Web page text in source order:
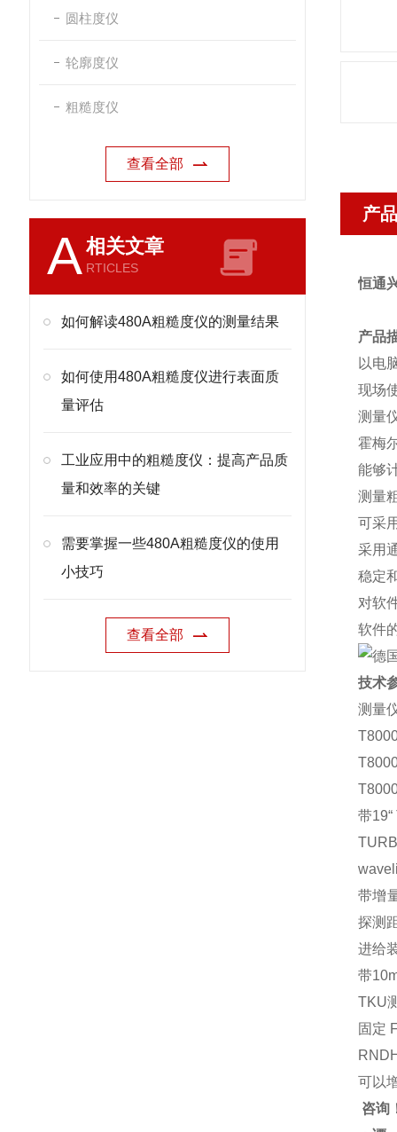
圆柱度仪
轮廓度仪
粗糙度仪
查看全部
A相关文章
RTICLES
如何解读480A粗糙度仪的测量结果
如何使用480A粗糙度仪进行表面质
量评估
工业应用中的粗糙度仪：提高产品质
量和效率的关键
需要掌握一些480A粗糙度仪的使用
小技巧
查看全部
产
恒通
产品
以电
现场
测量
霍梅
能够
测量
可采
采用
稳定
对软
软件
技术
测量
带
带增
探测
进给
带
TKU
固定
可以
咨询